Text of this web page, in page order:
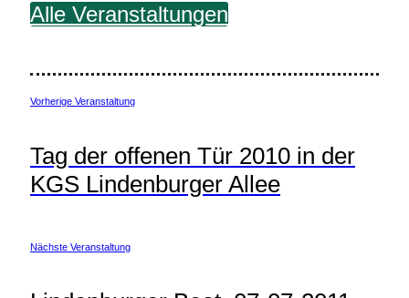
Alle Veranstaltungen
Vorherige Veranstaltung
Tag der offenen Tür 2010 in der
KGS Lindenburger Allee
Nächste Veranstaltung